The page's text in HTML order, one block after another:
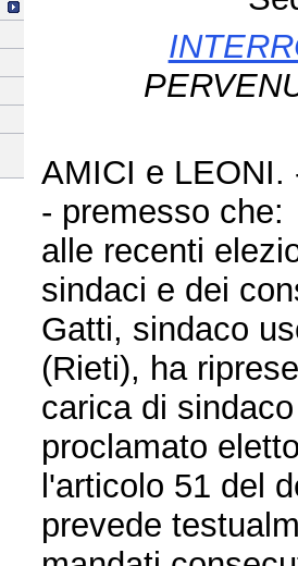
AMICI e
- premesso che:
alle recenti
sindaci e dei
Gatti, sindaco
(Rieti), ha
carica di
proclamato
l'articolo 51 del
prevede